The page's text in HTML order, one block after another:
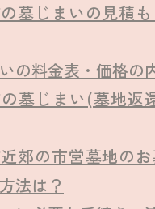
墓じまいの見積
の料金表・価格の
墓じまい(墓地返
郊の市営墓地の
法は？